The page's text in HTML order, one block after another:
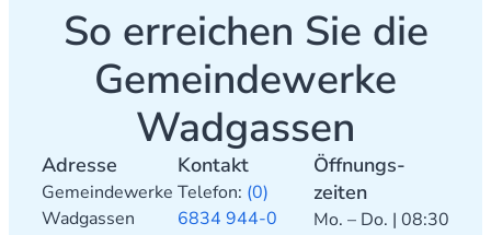
So erreichen Sie die
Gemeindewerke
Wadgassen
Adresse
Gemeindewerke
Wadgassen
Kontakt
Telefon: (0)
6834 944-0
Öffnungs­
zeiten
Mo. – Do. | 08:30